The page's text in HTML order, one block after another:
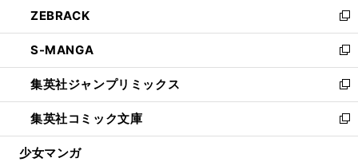
く
で
開
く
ド
ウ
で
開
く
ィ
ン
ド
ウ
で
開
く
い
ウ
ィ
ン
ド
ウ
で
開
ZEBRACK
新
し
い
ウ
ィ
ン
ド
ウ
S-MANGA
新
し
い
ウ
ィ
ン
集英社ジャンプリミックス
新
し
い
ウ
集英社コミック文庫
新
し
少女マンガ